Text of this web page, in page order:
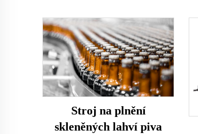
Stroj na plnění
skleněných lahví piva